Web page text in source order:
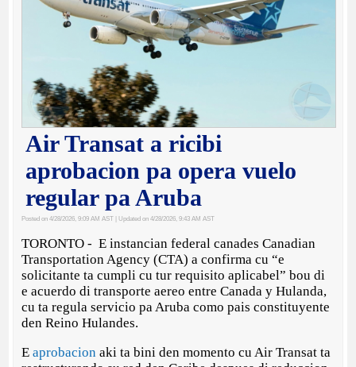
Air Transat a ricibi
aprobacion pa opera vuelo
regular pa Aruba
Posted on 4/28/2026, 9:09 AM AST | Updated on 4/28/2026, 9:43 AM AST
TORONTO - E instancian federal canades Canadian
Transportation Agency (CTA) a confirma cu “e
solicitante ta cumpli cu tur requisito aplicabel” bou di
e acuerdo di transporte aereo entre Canada y Hulanda,
cu ta regula servicio pa Aruba como pais constituyente
den Reino Hulandes.
Eaprobacionaki ta bini den momento cu Air Transat ta